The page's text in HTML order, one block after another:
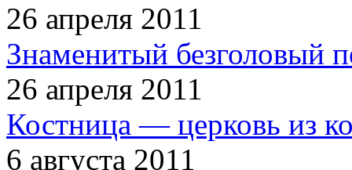
26 апреля 2011
Знаменитый безголовый
26 апреля 2011
Костница — церковь из
6 августа 2011